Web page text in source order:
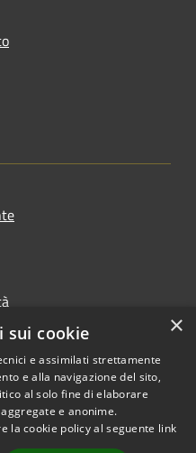
Copyright © 2026 • Comune di
Casperia • Powered by
Municipium•Accesso
×
sui cookie
e assimilati strettamente
e alla navigazione del sito,
al solo fine di elaborare
e anonime.
la cookie policy al seguente link